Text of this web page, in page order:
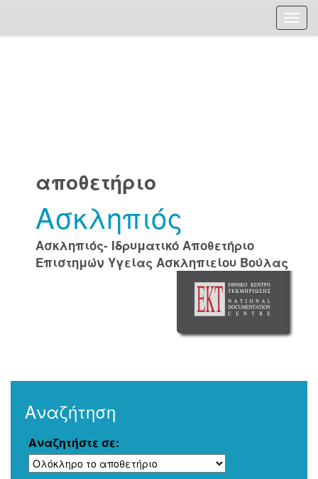
αποθετήριο
Ασκληπιός
Ασκληπιός- Ιδρυματικό Αποθετήριο
Επιστημών Υγείας Ασκληπιείου Βούλας
Αναζήτηση
Αναζητήστε σε: